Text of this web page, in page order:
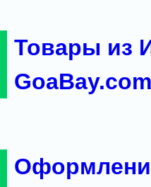
Товары из
GoaBay.com